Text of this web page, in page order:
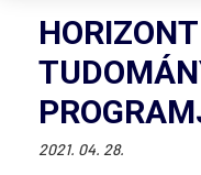
2021. 04. 28.